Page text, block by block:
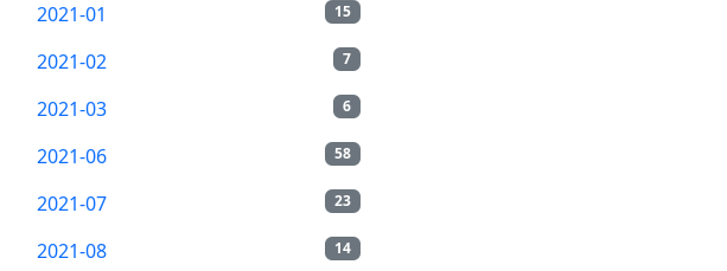
15
2021-01
7
2021-02
6
2021-03
58
2021-06
23
2021-07
14
2021-08